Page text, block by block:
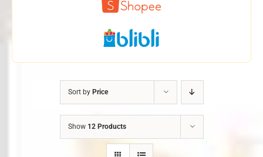
Sort by Price
Show 12 Products